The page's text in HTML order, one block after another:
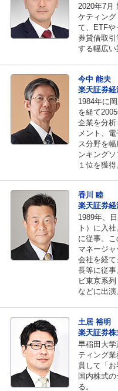
2020年7月
ケティン
て、ETFや
券貸借取
する幅広い
今中 能夫
楽天証券
1984年に
を経て
企業を分
メント、
ス分野を
ンキング
１位を獲得
香川 睦
楽天証券
1989年、
ト）に入
に従事。
マネージ
会社を経
長等に従
ビ東京系
などに出演
土居 裕明
楽天証券
早稲田大
ティング
貫して「お
国内株式
る。